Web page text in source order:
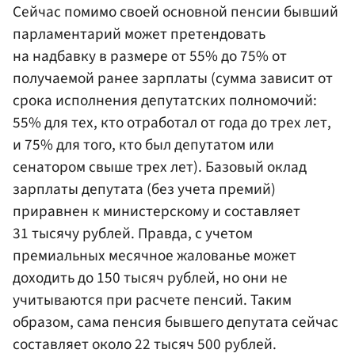
Сейчас помимо своей основной пенсии бывший
парламентарий может претендовать
на надбавку в размере от 55% до 75% от
получаемой ранее зарплаты (сумма зависит от
срока исполнения депутатских полномочий:
55% для тех, кто отработал от года до трех лет,
и 75% для того, кто был депутатом или
сенатором свыше трех лет). Базовый оклад
зарплаты депутата (без учета премий)
приравнен к министерскому и составляет
31 тысячу рублей. Правда, с учетом
премиальных месячное жалованье может
доходить до 150 тысяч рублей, но они не
учитываются при расчете пенсий. Таким
образом, сама пенсия бывшего депутата сейчас
составляет около 22 тысяч 500 рублей.